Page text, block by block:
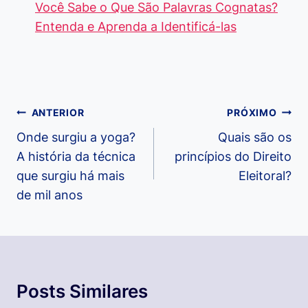
Você Sabe o Que São Palavras Cognatas?
Entenda e Aprenda a Identificá-las
Navegação
de
Post
ANTERIOR
Onde surgiu a yoga?
A história da técnica
que surgiu há mais
de mil anos
PRÓXIMO
Quais são os
princípios do Direito
Eleitoral?
Posts Similares